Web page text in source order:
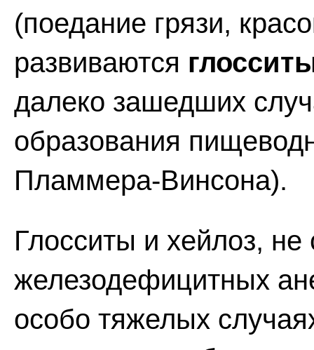
(поедание грязи,
развиваются
далеко зашедших
образования
Пламмера-Винсона).
Глосситы и хейлоз,
железодефицитных
особо тяжелых